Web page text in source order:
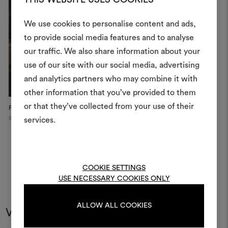
We use cookies to personalise content and ads,
to provide social media features and to analyse
our traffic. We also share information about your
use of our site with our social media, advertising
and analytics partners who may combine it with
other information that you’ve provided to them
or that they’ve collected from your use of their
services.
COOKIE SETTINGS
USE NECESSARY COOKIES ONLY
ALLOW ALL COOKIES
Private Apartment
Brescia
Vous pourriez aussi aimer
Créer
Un instrument interactif
à vos idées et les partager,
des matériaux et des